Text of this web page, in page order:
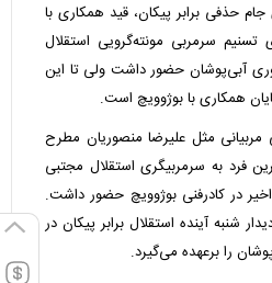
حذفی برابر پیکان، قید همکاری با
تسنیم سرمربی مونته‌گرویی استقلال
آبی‌پوشان حضور داشت ولی تا این
همکاری با بوژوویچ است.
مربیانی مثل علیرضا منصوریان مطرح
فرد به سرمربیگری استقلال مجتبی
در کادرفنی بوژوویچ حضور داشت.
شنبه آینده استقلال برابر پیکان در
را برعهده می‌گیرد.